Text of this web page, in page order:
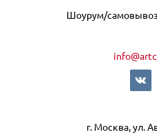
Шоурум/самовывоз
г. Москва, ул.